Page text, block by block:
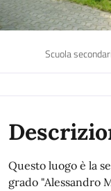
Scuola
Questo luogo è la
grado "Alessandro